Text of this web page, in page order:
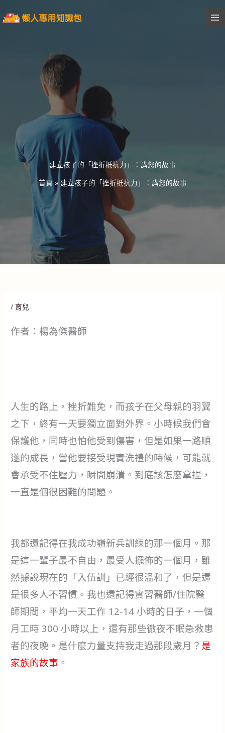
至
建立孩子的「挫折抵抗力」：講您的故事
首頁 » 建立孩子的「挫折抵抗力」：講您的故事
/育兒
作者：楊為傑醫師
人生的路上，挫折難免，而孩子在父母親的羽翼
之下，終有一天要獨立面對外界。小時候我們會
保護他，同時也怕他受到傷害，但是如果一路順
遂的成長，當他要接受現實洗禮的時候，可能就
會承受不住壓力，瞬間崩潰。到底該怎麼拿捏，
一直是個很困難的問題。
我都還記得在我成功嶺新兵訓練的那一個月。那
是這一輩子最不自由，最受人擺佈的一個月，雖
然據說現在的「入伍訓」已經很溫和了，但是還
是很多人不習慣。我也還記得實習醫師/住院醫
師期間，平均一天工作 12-14 小時的日子，一個
月工時 300 小時以上，還有那些徹夜不眠急救患
者的夜晚。是什麼力量支持我走過那段歲月？ 是
家族的故事 。